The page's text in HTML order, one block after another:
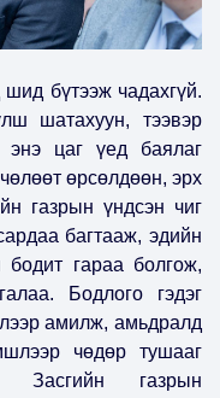
бүтээж чадахгүй.
шатахуун, тээвэр
энэ цаг үед баялаг
өрсөлдөөн, эрх
газрын үндсэн чиг
багтааж, эдийн
бодит гараа болгож,
Бодлого гэдэг
амилж, амьдралд
чөдөр тушааг
Засгийн газрын